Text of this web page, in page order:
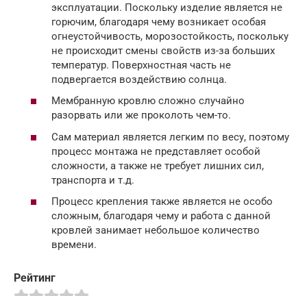
эксплуатации. Поскольку изделие является не
горючим, благодаря чему возникает особая
огнеустойчивость, морозостойкость, поскольку
не происходит смены свойств из-за больших
температур. Поверхностная часть не
подвергается воздействию солнца.
Мембранную кровлю сложно случайно
разорвать или же проколоть чем-то.
Сам материал является легким по весу, поэтому
процесс монтажа не представляет особой
сложности, а также не требует лишних сил,
транспорта и т.д.
Процесс крепления также является не особо
сложным, благодаря чему и работа с данной
кровлей занимает небольшое количество
времени.
Рейтинг